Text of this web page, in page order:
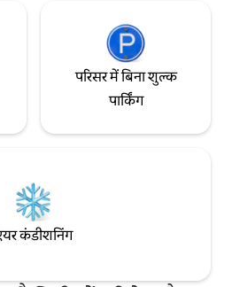
परिसर में बिना शुल्क
पार्किंग
कंडीशनिंग